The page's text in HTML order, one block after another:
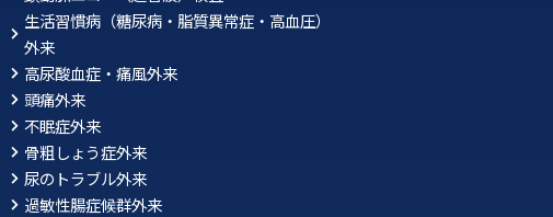
2021年7月
2021年6月
2021年4月
2021年3月
生活習慣病（糖尿病・脂質異常症・高血圧）
外来
高尿酸血症・痛風外来
頭痛外来
不眠症外来
骨粗しょう症外来
尿のトラブル外来
過敏性腸症候群外来